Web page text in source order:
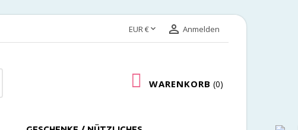
EUR €  Anmelden
WARENKORB 0